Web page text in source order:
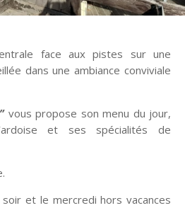
face aux pistes sur une
dans une ambiance conviviale
vous propose son menu du jour,
et ses spécialités de
et le mercredi hors vacances